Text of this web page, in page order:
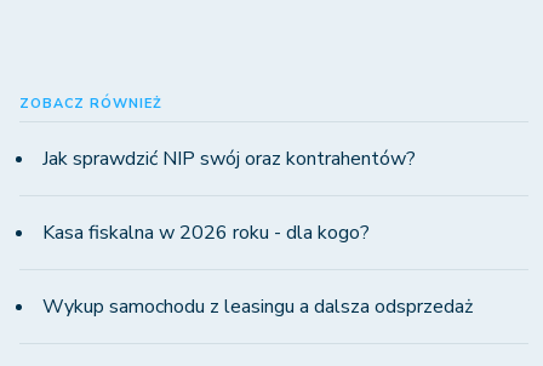
ZOBACZ RÓWNIEŻ
Jak sprawdzić NIP swój oraz kontrahentów?
Kasa fiskalna w 2026 roku - dla kogo?
Wykup samochodu z leasingu a dalsza odsprzedaż